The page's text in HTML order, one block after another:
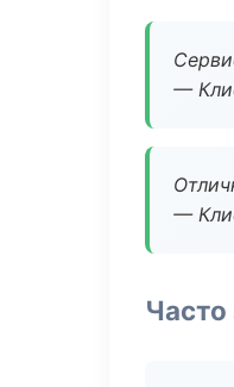
—
—